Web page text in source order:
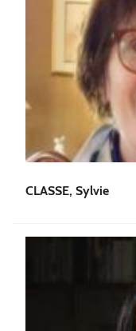
CLASSE, Sylvie